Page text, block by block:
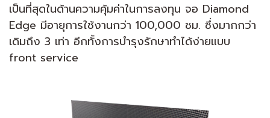
เป็นที่สุดในด้านความคุ้มค่าในการลงทุน จอ Diamond
Edge มีอายุการใช้งานกว่า 100,000 ชม. ซึ่งมากกว่า
เดิมถึง 3 เท่า อีกทั้งการบำรุงรักษาทำได้ง่ายแบบ
front service